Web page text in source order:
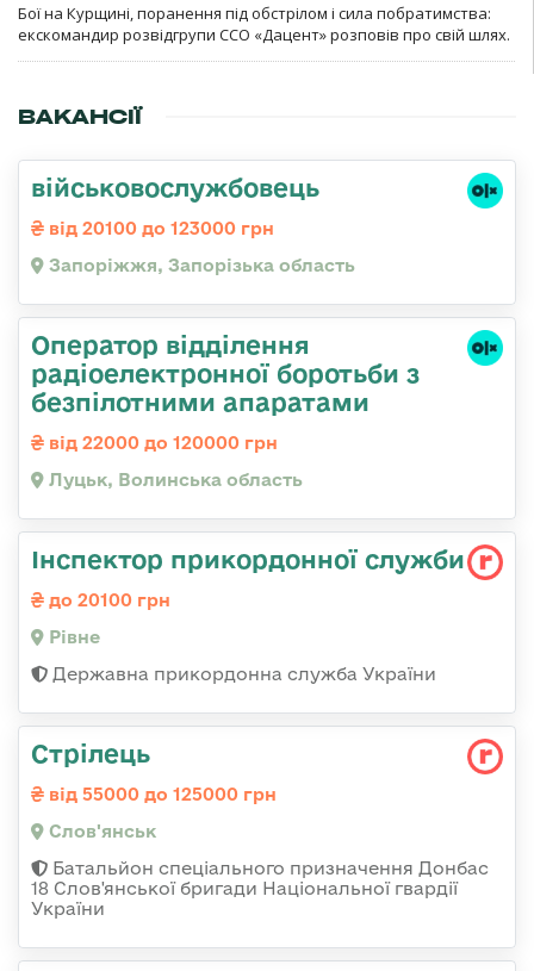
Бої на Курщині, поранення під обстрілом і сила побратимства:
екскомандир розвідгрупи ССО «Дацент» розповів про свій шлях.
ВАКАНСІЇ
військовослужбовець
від 20100 до 123000 грн
Запоріжжя, Запорізька область
Оператор відділення
радіоелектронної боротьби з
безпілотними апаратами
від 22000 до 120000 грн
Луцьк, Волинська область
Інспектор прикордонної служби
до 20100 грн
Рівне
Державна прикордонна служба України
Стрілець
від 55000 до 125000 грн
Слов'янськ
Батальйон спеціального призначення Донбас
18 Слов'янської бригади Національної гвардії
України